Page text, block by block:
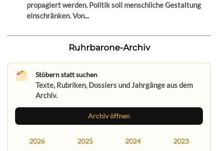
propagiert werden. Politik soll menschliche Gestaltung
einschränken. Von...
Ruhrbarone-Archiv
Stöbern statt suchen
Texte, Rubriken, Dossiers und Jahrgänge aus dem
Archiv.
Archiv öffnen
2026 2025 2024 2023